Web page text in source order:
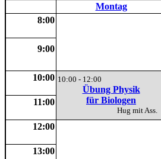
Montag
8:00
9:00
10:00 10:00 - 12:00
Übung Physik
für Biologen
Hug mit Ass.
11:00
12:00
13:00